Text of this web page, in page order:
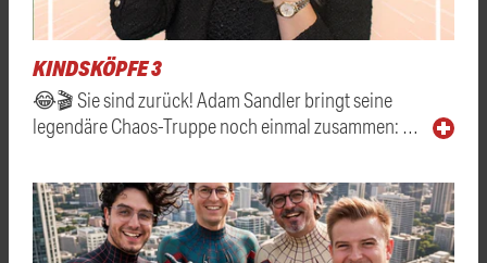
KINDSKÖPFE 3
😂🎬 Sie sind zurück! Adam Sandler bringt seine
legendäre Chaos-Truppe noch einmal zusammen: …